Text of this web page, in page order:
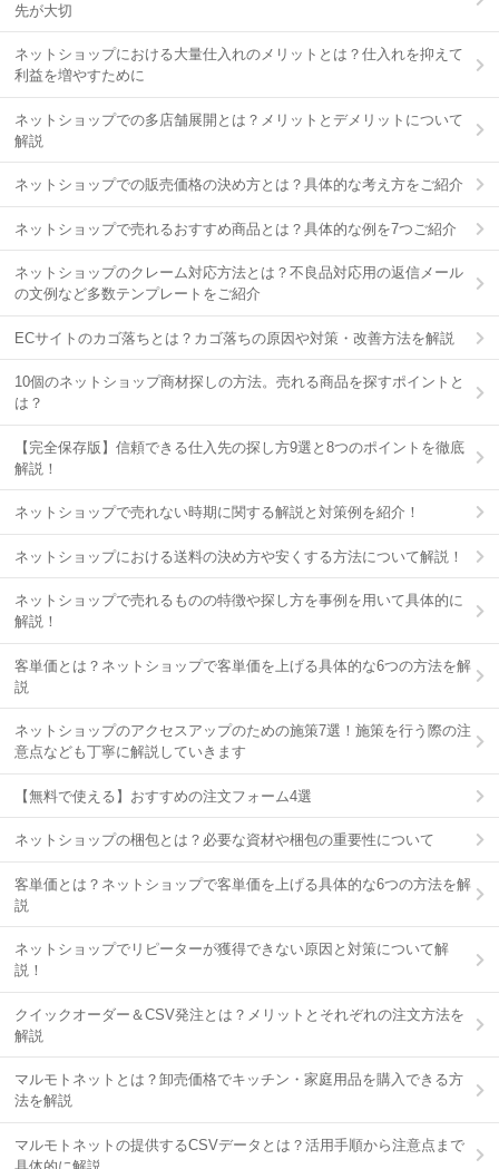
先が大切
ネットショップにおける大量仕入れのメリットとは？仕入れを抑えて
利益を増やすために
ネットショップでの多店舗展開とは？メリットとデメリットについて
解説
ネットショップでの販売価格の決め方とは？具体的な考え方をご紹介
ネットショップで売れるおすすめ商品とは？具体的な例を7つご紹介
ネットショップのクレーム対応方法とは？不良品対応用の返信メール
の文例など多数テンプレートをご紹介
ECサイトのカゴ落ちとは？カゴ落ちの原因や対策・改善方法を解説
10個のネットショップ商材探しの方法。売れる商品を探すポイントと
は？
【完全保存版】信頼できる仕入先の探し方9選と8つのポイントを徹底
解説！
ネットショップで売れない時期に関する解説と対策例を紹介！
ネットショップにおける送料の決め方や安くする方法について解説！
ネットショップで売れるものの特徴や探し方を事例を用いて具体的に
解説！
客単価とは？ネットショップで客単価を上げる具体的な6つの方法を解
説
ネットショップのアクセスアップのための施策7選！施策を行う際の注
意点なども丁寧に解説していきます
【無料で使える】おすすめの注文フォーム4選
ネットショップの梱包とは？必要な資材や梱包の重要性について
客単価とは？ネットショップで客単価を上げる具体的な6つの方法を解
説
ネットショップでリピーターが獲得できない原因と対策について解
説！
クイックオーダー＆CSV発注とは？メリットとそれぞれの注文方法を
解説
マルモトネットとは？卸売価格でキッチン・家庭用品を購入できる方
法を解説
マルモトネットの提供するCSVデータとは？活用手順から注意点まで